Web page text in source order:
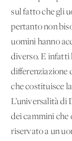
sul fatto che gli
pertanto non
uomini hanno
diverso. E infatti
differenziazione
che costituisce
L’universalità di
dei cammini che
riservato a un